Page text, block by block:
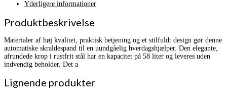
Yderligere informationer
Produktbeskrivelse
Materialer af høj kvalitet, praktisk betjening og et stilfuldt design gør denne
automatiske skraldespand til en uundgåelig hverdagshjælper. Den elegante,
afrundede krop i rustfrit stål har en kapacitet på 58 liter og leveres uden
indvendig beholder. Det a
Lignende produkter